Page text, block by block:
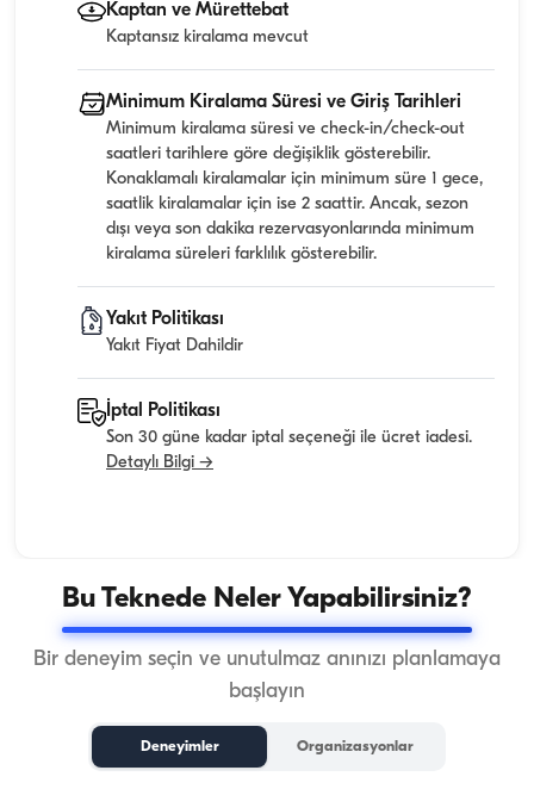
Kaptan ve Mürettebat
Kaptansız kiralama mevcut
Minimum Kiralama Süresi ve Giriş Tarihleri
Minimum kiralama süresi ve check-in/check-out
saatleri tarihlere göre değişiklik gösterebilir.
Konaklamalı kiralamalar için minimum süre 1 gece,
saatlik kiralamalar için ise 2 saattir. Ancak, sezon
dışı veya son dakika rezervasyonlarında minimum
kiralama süreleri farklılık gösterebilir.
Yakıt Politikası
Yakıt Fiyat Dahildir
İptal Politikası
Son 30 güne kadar iptal seçeneği ile ücret iadesi.
Detaylı Bilgi →
Bu Teknede Neler Yapabilirsiniz?
Bir deneyim seçin ve unutulmaz anınızı planlamaya
başlayın
Deneyimler Organizasyonlar